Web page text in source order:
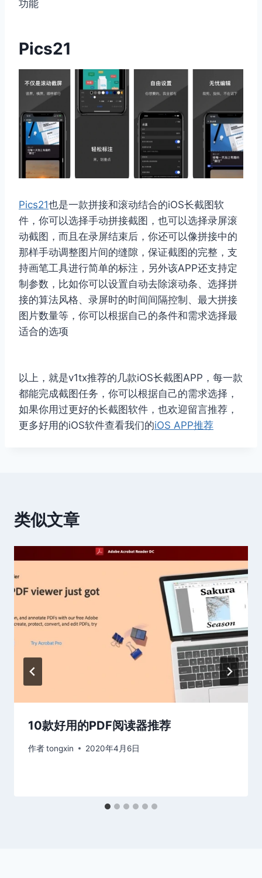
功能
Pics21
Pics21也是一款拼接和滚动结合的iOS长截图软
件，你可以选择手动拼接截图，也可以选择录屏滚
动截图，而且在录屏结束后，你还可以像拼接中的
那样手动调整图片间的缝隙，保证截图的完整，支
持画笔工具进行简单的标注，另外该APP还支持定
制参数，比如你可以设置自动去除滚动条、选择拼
接的算法风格、录屏时的时间间隔控制、最大拼接
图片数量等，你可以根据自己的条件和需求选择最
适合的选项
以上，就是v1tx推荐的几款iOS长截图APP，每一款
都能完成截图任务，你可以根据自己的需求选择，
如果你用过更好的长截图软件，也欢迎留言推荐，
更多好用的iOS软件查看我们的iOS APP推荐
类似文章
10款好用的PDF阅读器推荐
作者tongxin 2020年4月6日